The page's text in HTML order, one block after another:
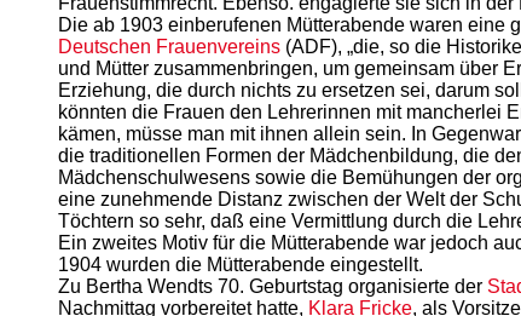
Die ab 1903 einberufenen Mütterabende waren eine
Deutschen Frauenvereins (ADF), „die, so die
und Mütter zusammenbringen, um gemeinsam über
Erziehung, die durch nichts zu ersetzen sei, darum
könnten die Frauen den Lehrerinnen mit mancherlei
kämen, müsse man mit ihnen allein sein. In
die traditionellen Formen der Mädchenbildung, die
Mädchenschulwesens sowie die Bemühungen der
eine zunehmende Distanz zwischen der Welt der
Töchtern so sehr, daß eine Vermittlung durch die
Ein zweites Motiv für die Mütterabende war jedoch
1904 wurden die Mütterabende eingestellt.
Zu Bertha Wendts 70. Geburtstag organisierte der
Nachmittag vorbereitet hatte, Klara Fricke, als